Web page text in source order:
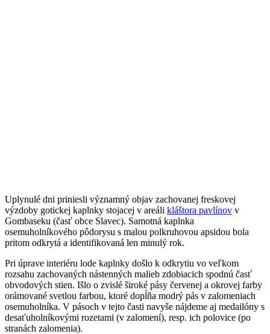
Uplynulé dni priniesli významný objav zachovanej freskovej
výzdoby gotickej kaplnky stojacej v areáli kláštora pavlínov v
Gombaseku (časť obce Slavec). Samotná kaplnka
osemuholníkového pôdorysu s malou polkruhovou apsidou bola
pritom odkrytá a identifikovaná len minulý rok.
Pri úprave interiéru lode kaplnky došlo k odkrytiu vo veľkom
rozsahu zachovaných nástenných malieb zdobiacich spodnú časť
obvodových stien. Išlo o zvislé široké pásy červenej a okrovej farby
orámované svetlou farbou, ktoré dopĺňa modrý pás v zalomeniach
osemuholníka. V pásoch v tejto časti navyše nájdeme aj medailóny s
desaťuholníkovými rozetami (v zalomení), resp. ich polovice (po
stranách zalomenia).